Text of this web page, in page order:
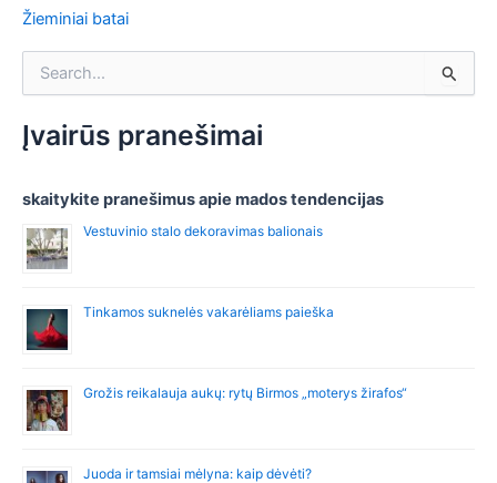
Žieminiai batai
r
c
f
Įvairūs pranešimai
skaitykite pranešimus apie mados tendencijas
Vestuvinio stalo dekoravimas balionais
Tinkamos suknelės vakarėliams paieška
Grožis reikalauja aukų: rytų Birmos „moterys žirafos“
Juoda ir tamsiai mėlyna: kaip dėvėti?